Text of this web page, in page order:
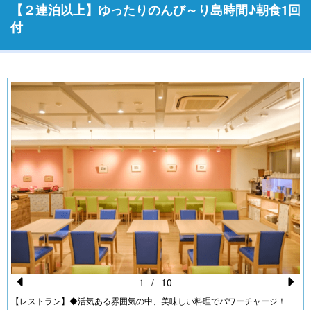
【２連泊以上】ゆったりのんび～り島時間♪朝食1回
付
Pr
【レストラン】◆活気ある雰囲気の中、美味しい料理でパワーチャージ！
1 / 10